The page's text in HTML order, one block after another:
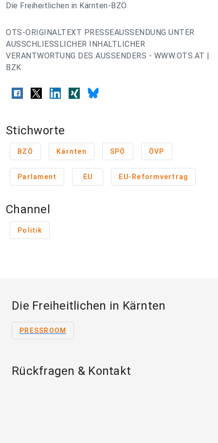
Die Freiheitlichen in Kärnten-BZÖ
OTS-ORIGINALTEXT PRESSEAUSSENDUNG UNTER
AUSSCHLIESSLICHER INHALTLICHER
VERANTWORTUNG DES AUSSENDERS - WWW.OTS.AT |
BZK
Stichworte
BZÖ Kärnten SPÖ ÖVP
Parlament EU EU-Reformvertrag
Channel
Politik
Die Freiheitlichen in Kärnten
PRESSROOM
Rückfragen & Kontakt